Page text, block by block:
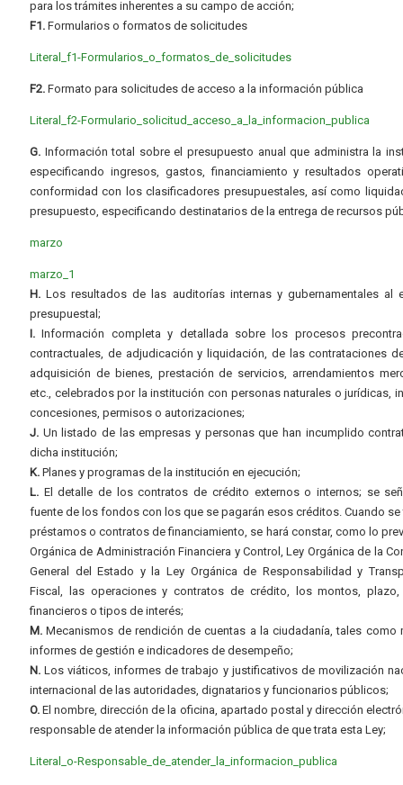
para los trámites inherentes a su campo de acción;
F1. Formularios o formatos de solicitudes
Literal_f1-Formularios_o_formatos_de_solicitudes
F2. Formato para solicitudes de acceso a la información pública
Literal_f2-Formulario_solicitud_acceso_a_la_informacion_publica
G. Información total sobre el presupuesto anual que administra la
especificando ingresos, gastos, financiamiento y resultados
conformidad con los clasificadores presupuestales, así como
presupuesto, especificando destinatarios de la entrega de recursos
marzo
marzo_1
H. Los resultados de las auditorías internas y gubernamentales al
presupuestal;
I. Información completa y detallada sobre los procesos
contractuales, de adjudicación y liquidación, de las contrataciones
adquisición de bienes, prestación de servicios, arrendamientos
etc., celebrados por la institución con personas naturales o jurídicas,
concesiones, permisos o autorizaciones;
J. Un listado de las empresas y personas que han incumplido
dicha institución;
K. Planes y programas de la institución en ejecución;
L. El detalle de los contratos de crédito externos o internos; se
fuente de los fondos con los que se pagarán esos créditos. Cuando se
préstamos o contratos de financiamiento, se hará constar, como lo
Orgánica de Administración Financiera y Control, Ley Orgánica de la
General del Estado y la Ley Orgánica de Responsabilidad y
Fiscal, las operaciones y contratos de crédito, los montos,
financieros o tipos de interés;
M. Mecanismos de rendición de cuentas a la ciudadanía, tales como
informes de gestión e indicadores de desempeño;
N. Los viáticos, informes de trabajo y justificativos de movilización
internacional de las autoridades, dignatarios y funcionarios públicos;
O. El nombre, dirección de la oficina, apartado postal y dirección
responsable de atender la información pública de que trata esta Ley;
Literal_o-Responsable_de_atender_la_informacion_publica